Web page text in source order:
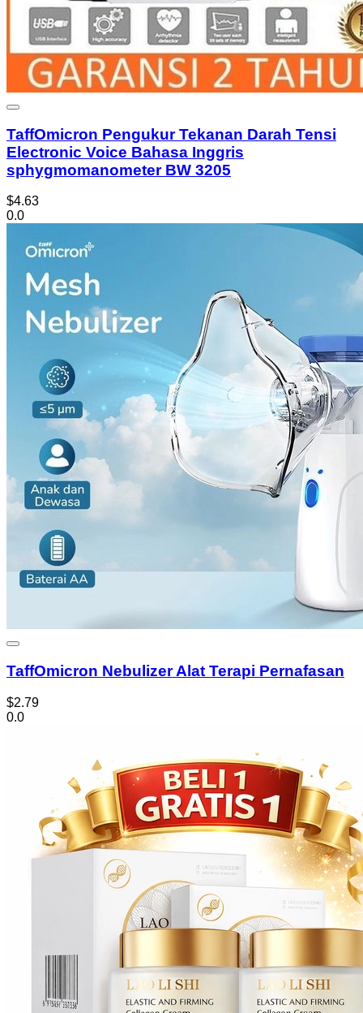
TaffOmicron Pengukur Tekanan Darah Tensi
Electronic Voice Bahasa Inggris
sphygmomanometer BW 3205
$4.63
0.0
TaffOmicron Nebulizer Alat Terapi Pernafasan
$2.79
0.0